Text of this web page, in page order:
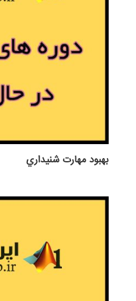
بهبود مهارت شنيداري